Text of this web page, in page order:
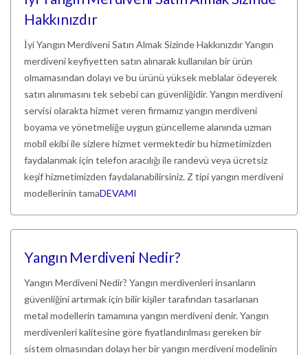
Hakkınızdır
İyi Yangın Merdiveni Satın Almak Sizinde Hakkınızdır Yangın
merdiveni keyfiyetten satın alınarak kullanılan bir ürün
olmamasından dolayı ve bu ürünü yüksek meblalar ödeyerek
satın alınımasını tek sebebi can güvenliğidir. Yangın merdiveni
servisi olarakta hizmet veren firmamız yangın merdiveni
boyama ve yönetmeliğe uygun güncelleme alanında uzman
mobil ekibi ile sizlere hizmet vermektedir bu hizmetimizden
faydalanmak için telefon aracılığı ile randevü veya ücretsiz
keşif hizmetimizden faydalanabilirsiniz. Z tipi yangın merdiveni
modellerinin tamaDEVAMI
Yangın Merdiveni Nedir?
Yangın Merdiveni Nedir? Yangın merdivenleri insanların
güvenliğini artırmak için bilir kişiler tarafından tasarlanan
metal modellerin tamamına yangın merdiveni denir. Yangın
merdivenleri kalitesine göre fiyatlandırılması gereken bir
sistem olmasından dolayı her bir yangın merdiveni modelinin